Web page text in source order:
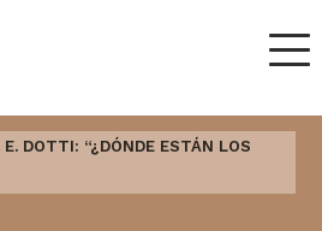
DOTTI: “¿DÓNDE ESTÁN LOS